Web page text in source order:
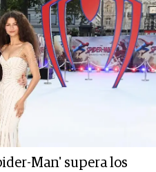
Man' supera los